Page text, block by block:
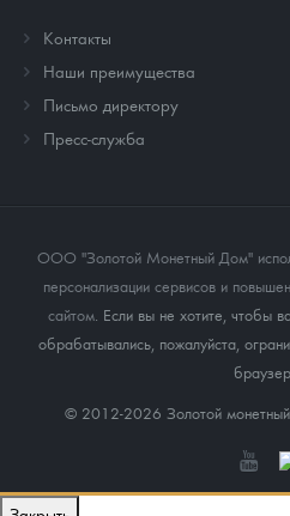
Контакты
Наши преимущества
Письмо директору
Пресс-служба
ООО "Золотой Монетный Дом"
персонализации сервисов и
сайтом. Если вы не хотите, чтобы
обрабатывались, пожалуйста,
© 2012-2026 Золотой